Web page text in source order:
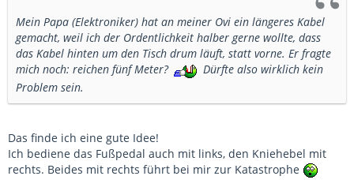
Mein Papa (Elektroniker) hat an meiner Ovi ein längeres Kabel
gemacht, weil ich der Ordentlichkeit halber gerne wollte, dass
das Kabel hinten um den Tisch drum läuft, statt vorne. Er fragte
mich noch: reichen fünf Meter?
Dürfte also wirklich kein
Problem sein.
Das finde ich eine gute Idee!
Ich bediene das Fußpedal auch mit links, den Kniehebel mit
rechts. Beides mit rechts führt bei mir zur Katastrophe